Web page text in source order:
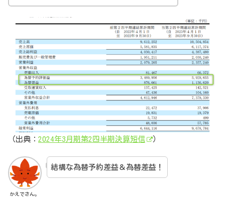
（出典： 2024年3月期第2四半期決算短信 ）
かえでさん。
結構な為替予約差益＆為替差益！